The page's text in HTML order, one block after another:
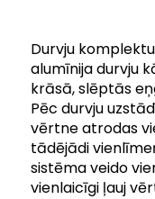
Durvju
alumīnija durvju
krāsā, slēptās
Pēc durvju
vērtne atrodas
tādējādi
sistēma veido
vienlaicīgi ļauj